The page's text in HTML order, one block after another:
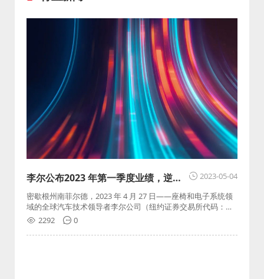
2023-05-04
李尔公布2023 年第一季度业绩，逆势
快速增长
密歇根州南菲尔德，2023 年 4 月 27 日——座椅和电子系统领
域的全球汽车技术领导者李尔公司（纽约证券交易所代码：
LEA）今天公布了 2023 年第一季度的业绩。
2292 0